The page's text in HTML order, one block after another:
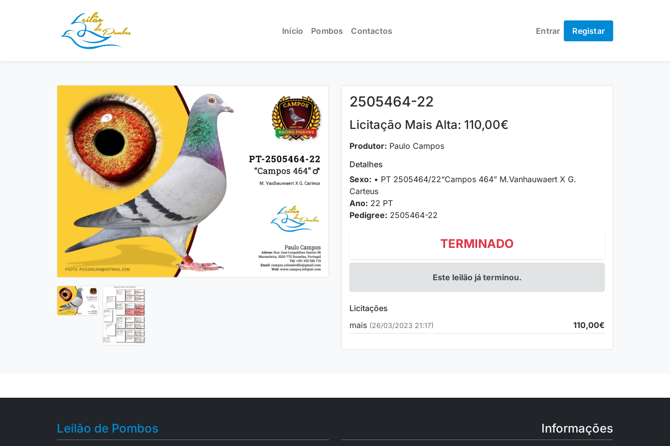
Início Pombos Contactos Entrar Registar
2505464-22
Licitação Mais Alta: 110,00€
Produtor: Paulo Campos
Detalhes
Sexo: • PT 2505464/22“Campos 464” M.Vanhauwaert X G.
Carteus
Ano: 22 PT
Pedigree: 2505464-22
TERMINADO
Este leilão já terminou.
Licitações
mais (26/03/2023 21:17) 110,00€
Leilão de Pombos Informações